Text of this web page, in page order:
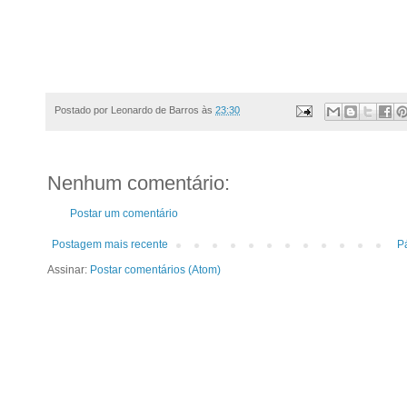
Postado por Leonardo de Barros às 23:30
Nenhum comentário:
Postar um comentário
Postagem mais recente
Assinar: Postar comentários (Atom)